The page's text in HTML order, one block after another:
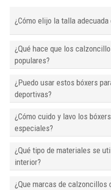
¿Cómo elijo la talla adecuada
¿Qué hace que los
populares?
¿Puedo usar estos bóxers
deportivas?
¿Cómo cuido y lavo los
especiales?
¿Qué tipo de materiales se
interior?
¿Que marcas de calzoncillos